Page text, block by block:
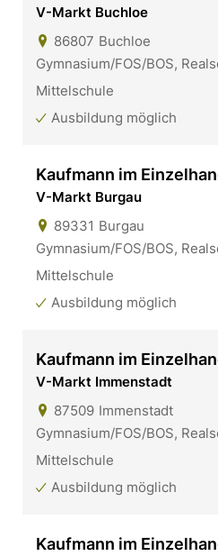
V-Markt Buchloe
86807 Buchloe
Gymnasium/FOS/BOS,
Mittelschule
Ausbildung möglich
Kaufmann im
V-Markt Burgau
89331 Burgau
Gymnasium/FOS/BOS,
Mittelschule
Ausbildung möglich
Kaufmann im
V-Markt Immenstadt
87509 Immenstadt
Gymnasium/FOS/BOS,
Mittelschule
Ausbildung möglich
Kaufmann im